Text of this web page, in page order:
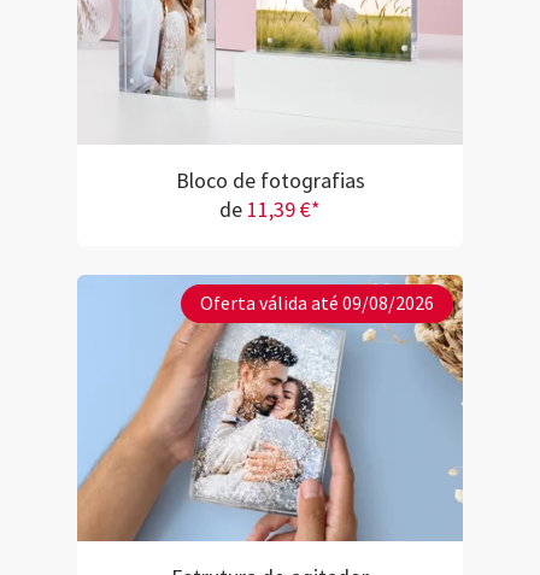
Bloco de fotografias
de 11,39 €*
Oferta válida até 09/08/2026